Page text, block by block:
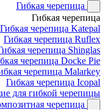
Гибкая черепица
Гибкая черепица
Гибкая черепица Katepal
Гибкая черепица Ruflex
черепица Shinglas
черепица Docke Pie
черепица Malarkey
Гибкая черепица Icopal
для гибкой черепицы
черепица